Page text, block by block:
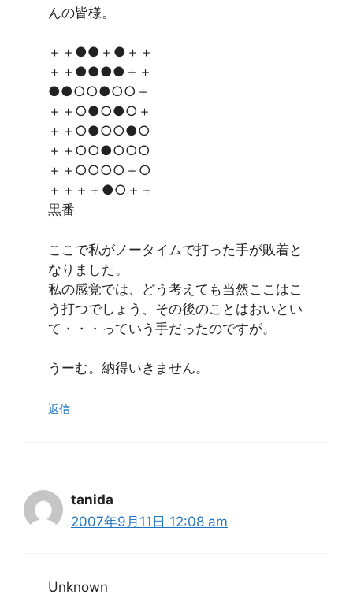
んの皆様。
＋＋●●＋●＋＋
＋＋●●●●＋＋
●●○○●○○＋
＋＋○●○●○＋
＋＋○●○○●○
＋＋○○●○○○
＋＋○○○○＋○
＋＋＋＋●○＋＋
黒番
ここで私がノータイムで打った手が敗着と
なりました。
私の感覚では、どう考えても当然ここはこ
う打つでしょう、その後のことはおいとい
て・・・っていう手だったのですが。
うーむ。納得いきません。
返信
tanida
2007年9月11日 12:08 am
Unknown